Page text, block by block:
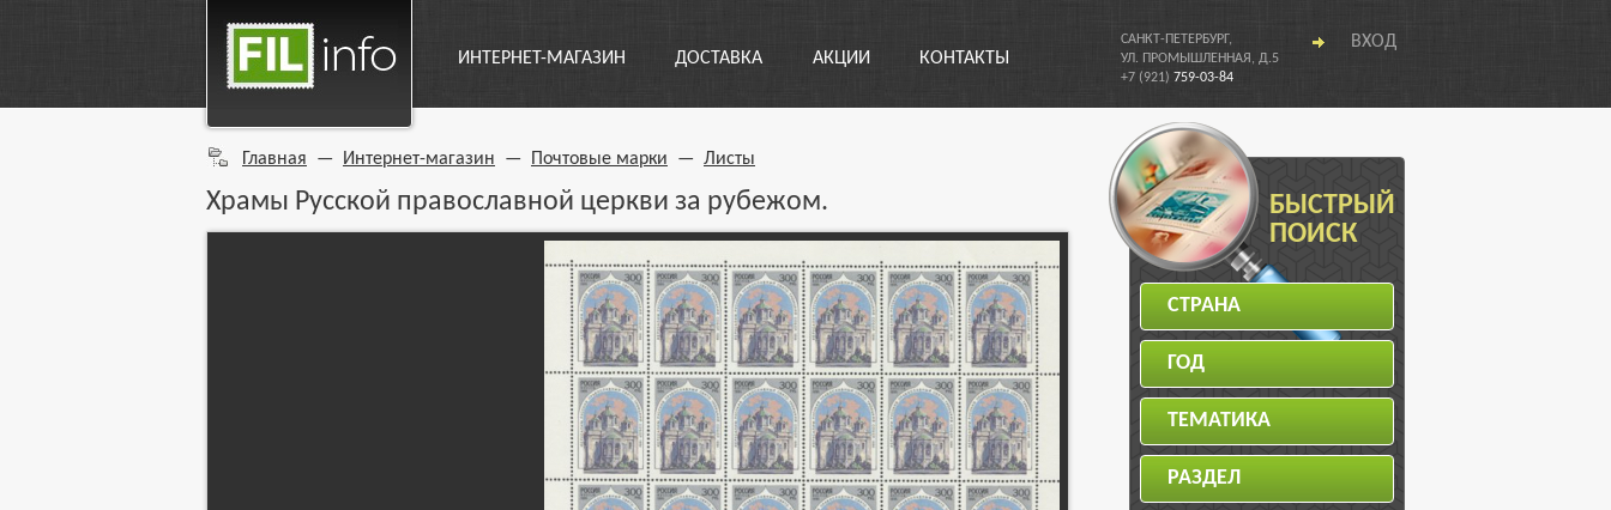
ИНТЕРНЕТ-МАГАЗИН ДОСТАВКА АКЦИИ КОНТАКТЫ
ВХОД
САНКТ-ПЕТЕРБУРГ,
УЛ. ПРОМЫШЛЕННАЯ, Д.5
+7 (921) 759-03-84
Главная — Интернет-магазин — Почтовые марки — Листы
Храмы Русской православной церкви за рубежом.
БЫСТРЫЙ
ПОИСК
СТРАНА
ГОД
ТЕМАТИКА
РАЗДЕЛ